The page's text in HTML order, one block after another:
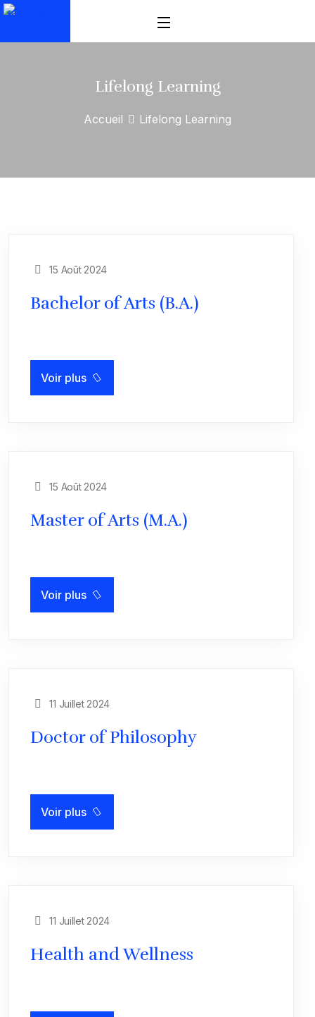
Lifelong Learning
Accueil Lifelong Learning
15 Août 2024
Bachelor of Arts (B.A.)
Voir plus
15 Août 2024
Master of Arts (M.A.)
Voir plus
11 Juillet 2024
Doctor of Philosophy
Voir plus
11 Juillet 2024
Health and Wellness